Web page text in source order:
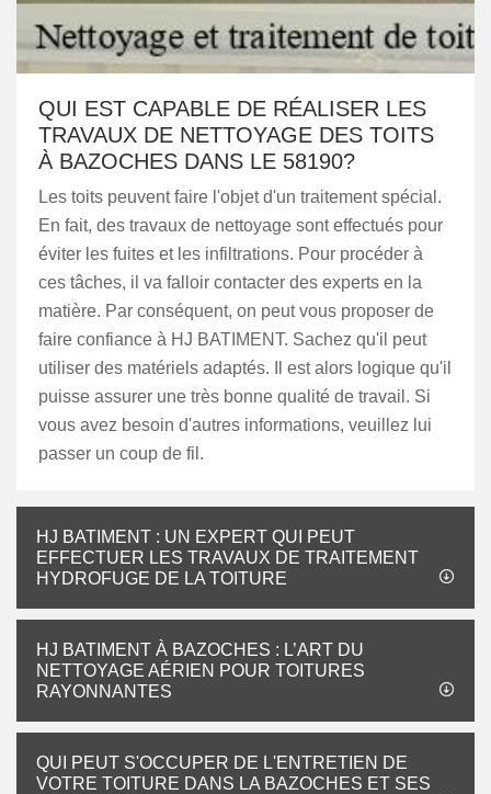
QUI EST CAPABLE DE RÉALISER LES
TRAVAUX DE NETTOYAGE DES TOITS
À BAZOCHES DANS LE 58190?
Les toits peuvent faire l'objet d'un traitement spécial.
En fait, des travaux de nettoyage sont effectués pour
éviter les fuites et les infiltrations. Pour procéder à
ces tâches, il va falloir contacter des experts en la
matière. Par conséquent, on peut vous proposer de
faire confiance à HJ BATIMENT. Sachez qu'il peut
utiliser des matériels adaptés. Il est alors logique qu'il
puisse assurer une très bonne qualité de travail. Si
vous avez besoin d'autres informations, veuillez lui
passer un coup de fil.
HJ BATIMENT : UN EXPERT QUI PEUT
EFFECTUER LES TRAVAUX DE TRAITEMENT
HYDROFUGE DE LA TOITURE
HJ BATIMENT À BAZOCHES : L’ART DU
NETTOYAGE AÉRIEN POUR TOITURES
RAYONNANTES
QUI PEUT S'OCCUPER DE L'ENTRETIEN DE
VOTRE TOITURE DANS LA BAZOCHES ET SES